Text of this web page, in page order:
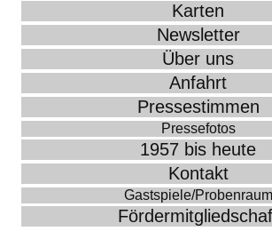
Karten
Newsletter
Über uns
Anfahrt
Pressestimmen
Pressefotos
1957 bis heute
Kontakt
Gastspiele/Probenraum